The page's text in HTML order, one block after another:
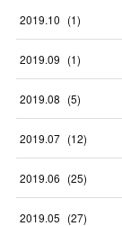
2019.10 (1)
2019.09 (1)
2019.08 (5)
2019.07 (12)
2019.06 (25)
2019.05 (27)